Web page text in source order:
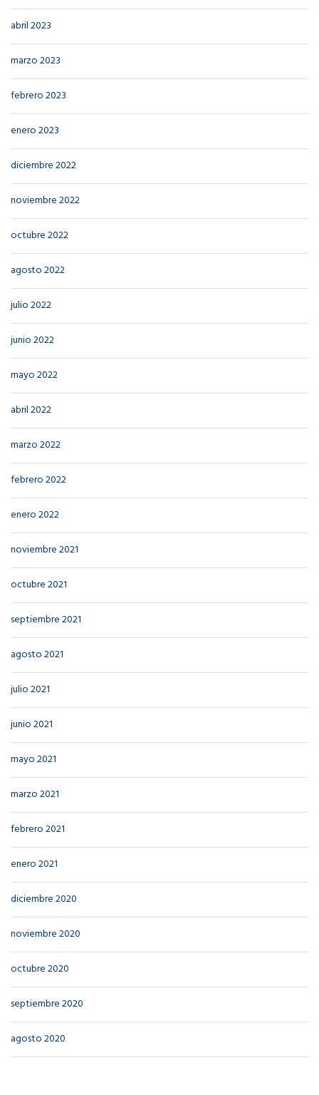
abril 2023
marzo 2023
febrero 2023
enero 2023
diciembre 2022
noviembre 2022
octubre 2022
agosto 2022
julio 2022
junio 2022
mayo 2022
abril 2022
marzo 2022
febrero 2022
enero 2022
noviembre 2021
octubre 2021
septiembre 2021
agosto 2021
julio 2021
junio 2021
mayo 2021
marzo 2021
febrero 2021
enero 2021
diciembre 2020
noviembre 2020
octubre 2020
septiembre 2020
agosto 2020